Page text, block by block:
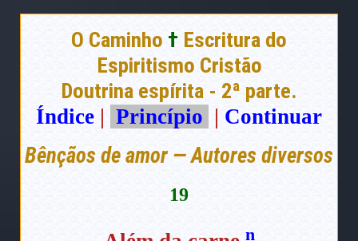
O Caminho † Escritura do
Espiritismo Cristão
Doutrina espírita - 2ª parte.
Índice | Princípio | Continuar
Bênçãos de amor — Autores diversos
19
n